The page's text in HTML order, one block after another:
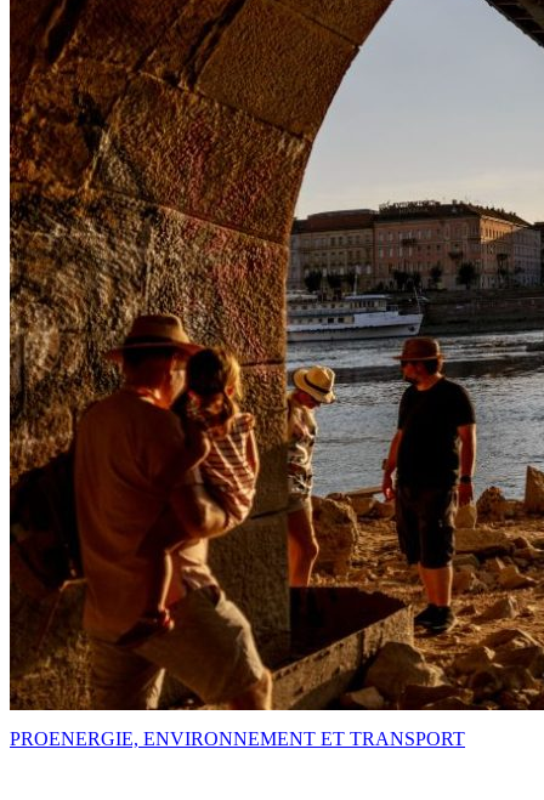
PROENERGIE, ENVIRONNEMENT ET TRANSPORT